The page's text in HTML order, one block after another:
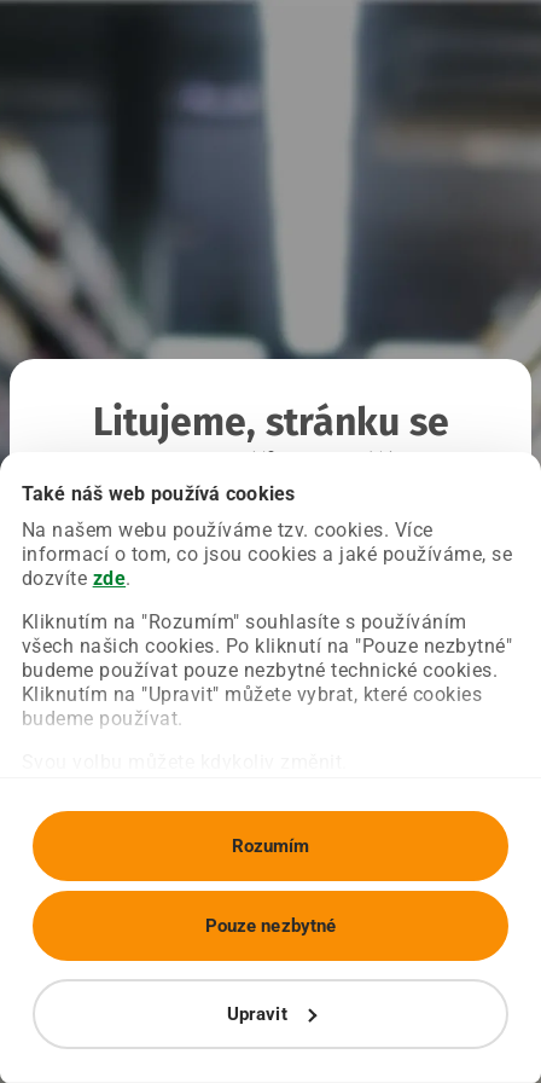
Také náš web používá cookies
Na našem webu používáme tzv. cookies. Více
informací o tom, co jsou cookies a jaké používáme, se
dozvíte zde.
Kliknutím na "Rozumím" souhlasíte s používáním
všech našich cookies. Po kliknutí na "Pouze nezbytné"
budeme používat pouze nezbytné technické cookies.
Kliknutím na "Upravit" můžete vybrat, které cookies
budeme používat.
Rozumím
Upravit
Pouze nezbytné
Litujeme, stránku se
Chyba nastala na naší straně a už ji opravujeme.
Zkuste prosím znovu načíst požadovanou stránku.
Obnovit stránku Úvodní strana